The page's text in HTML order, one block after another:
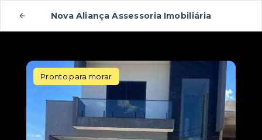
Nova Aliança Assessoria Imobiliária
Pronto para morar